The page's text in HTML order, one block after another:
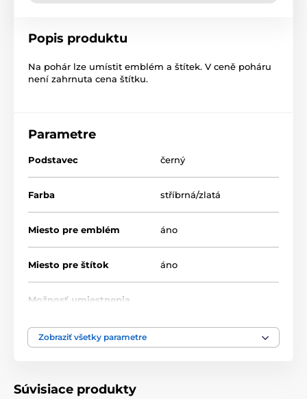
Popis produktu
Na pohár lze umístit emblém a štítek. V ceně poháru
není zahrnuta cena štítku.
Parametre
Podstavec černý
Farba stříbrná/zlatá
Miesto pre emblém áno
Miesto pre štítok áno
Možnosť umiestnenia
Priemer cm 10-11-12
Výška cm
Zobraziť všetky parametre
Súvisiace produkty